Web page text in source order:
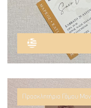
Προσκλητήριο Γάμου